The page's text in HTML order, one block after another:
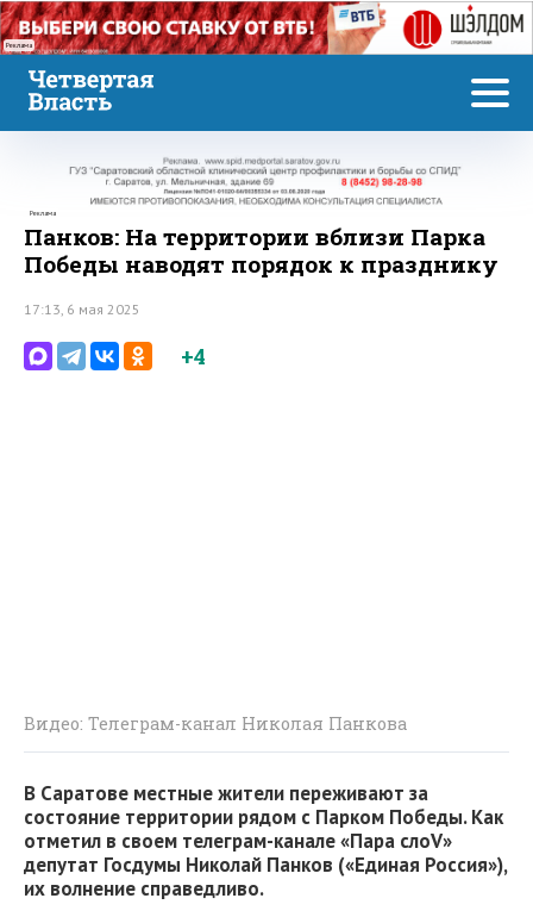
Реклама
Реклама
Панков: На территории вблизи Парка
Победы наводят порядок к празднику
17:13, 6 мая 2025
+4
Видео: Телеграм-канал Николая Панкова
В Саратове местные жители переживают за
состояние территории рядом с Парком Победы. Как
отметил в своем телеграм-канале «Пара слоV»
депутат Госдумы Николай Панков («Единая Россия»),
их волнение справедливо.